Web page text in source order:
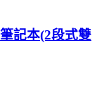
記本(2段式雙